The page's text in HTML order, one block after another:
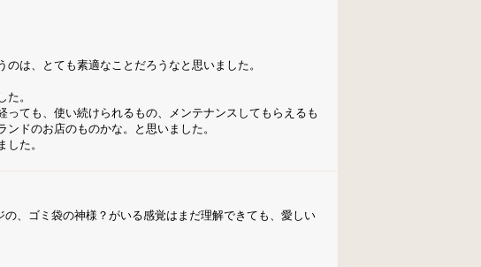
は、とても素適なことだろうなと思いました。
。
ても、使い続けられるもの、メンテナンスしてもらえるも
ドのお店のものかな。と思いました。
た。
、ゴミ袋の神様？がいる感覚はまだ理解できても、愛しい